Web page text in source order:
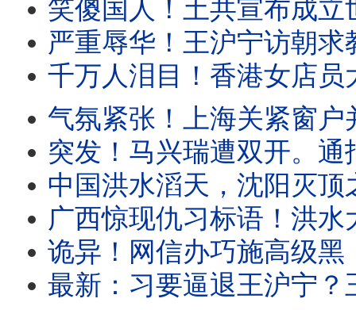
笑傻国人！土共宣布成立世界人工智能组织， 29国名单曝光，股市暴跌！上海人怒骂
严重辱华！王沪宁访朝求教世袭制？遭金正恩公开羞辱！这名政治局委
千万人泪目！香港女店员大义凛然，涉习禁书一夜畅销！川普突然发表
气氛紧张！上海关紧窗户并锁住，只因他彻底违背。盛传王岐山遭软禁
突发！马兴瑞遭双开。通报证实：他没反习！重点权色交易。全网
中国洪水滔天，沈阳灭顶之灾！中南海无所谓。民众自备秘密武
广西惊现仇习标语！洪水大火风灾，中国人遭遇权力傲慢！中南海只剩
诡异！网信办巧施高级黑，透露他两个新绰号。中国网红被捕，只因有
最新：习要逼退王沪宁？王副手突然被失踪！国安部副部长空降外